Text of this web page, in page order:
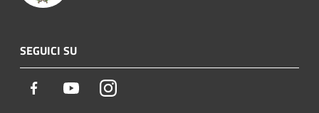
SEGUICI SU
Facebook YoutubeInstagram